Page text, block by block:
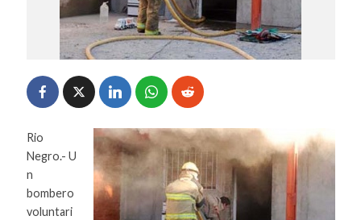
Rio
Negro.- U
n
bombero
voluntari